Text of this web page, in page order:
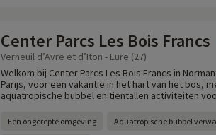
Center Parcs Les Bois Francs
Verneuil d’Avre et d’Iton - Eure (27)
Welkom bij Center Parcs Les Bois Francs in
Parijs, voor een vakantie in het hart van het bos,
aquatropische bubbel en tientallen activiteiten
Een ongerepte omgeving Aquatropische bubbel